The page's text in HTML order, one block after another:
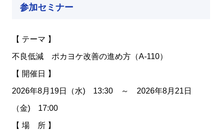
参加セミナー
【 テーマ 】
不良低減 ポカヨケ改善の進め方（A-110）
【 開催日 】
2026年8月19日（水) 13:30 ～ 2026年8月21日
（金) 17:00
【 場 所 】